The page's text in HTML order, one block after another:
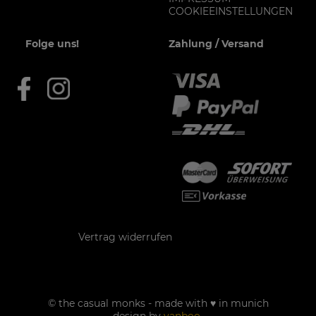
COOKIEEINSTELLUNGEN
Folge uns! Zahlung / Versand
Vertrag widerrufen
© the casual monks - made with ♥ in munich